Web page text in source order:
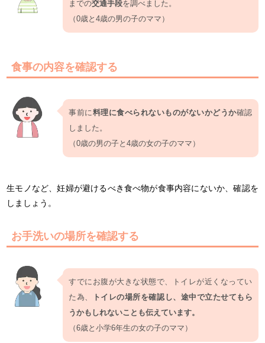
までの交通手段を調べました。
（0歳と4歳の男の子のママ）
食事の内容を確認する
事前に 料理に食べられないものがないかどうか確認
しました。
（0歳の男の子と4歳の女の子のママ）
生モノなど、妊婦が避けるべき食べ物が食事内容にないか、確認を
しましょう。
お手洗いの場所を確認する
すでにお腹が大きな状態で、トイレが近くなってい
た為、
トイレの場所を確認し、途中で立たせてもら
うかもしれないことも伝えています。
（6歳と小学6年生の女の子のママ）